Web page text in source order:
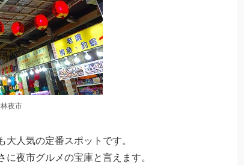
夜市
人気の定番スポットです。
夜市グルメの宝庫と言えます。